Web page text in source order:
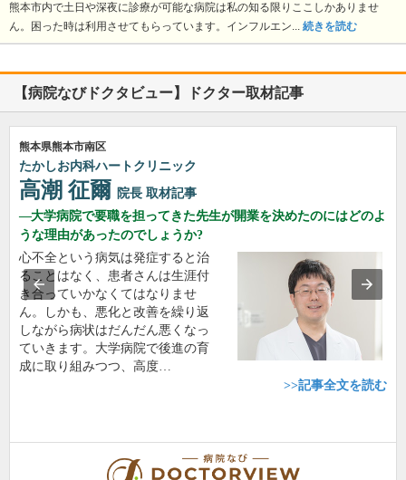
熊本市内で土日や深夜に診療が可能な病院は私の知る限りここしかありませ
ん。困った時は利用させてもらっています。インフルエン... 続きを読む
【病院なびドクタビュー】ドクター取材記事
熊本県熊本市南区
たかしお内科ハートクリニック
高潮 征爾 院長 取材記事
大学病院で要職を担ってきた先生が開業を決めたのにはどのよ
うな理由があったのでしょうか?
心不全という病気は発症すると治
ることはなく、患者さんは生涯付
き合っていかなくてはなりませ
ん。しかも、悪化と改善を繰り返
しながら病状はだんだん悪くなっ
ていきます。大学病院で後進の育
成に取り組みつつ、高度…
>>記事全文を読む